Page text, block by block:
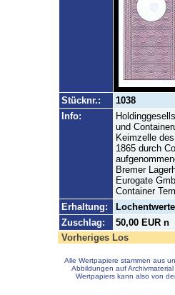
Stücknr.:
1038
Info:
und
Keimzelle
1865 durch
Bremer
Eurogate
Container
Erhaltung:
Zuschlag:
50,00 EUR n
Vorheriges Los
Alle Wertpapiere stammen aus
Abbildungen auf
Wertpapiers kann also von